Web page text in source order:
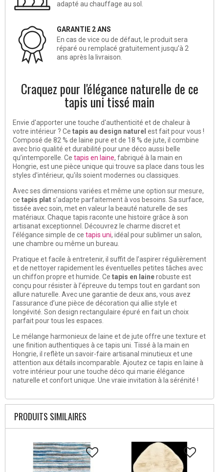
adapté au chauffage au sol.
GARANTIE 2 ANS
En cas de vice ou de défaut, le produit sera
réparé ou remplacé gratuitement jusqu’à 2
ans après la livraison.
Craquez pour l'élégance naturelle de ce
tapis uni tissé main
Envie d'apporter une touche d'authenticité et de chaleur à
votre intérieur ? Ce tapis au design naturel est fait pour vous !
Composé de 82 % de laine pure et de 18 % de jute, il combine
avec brio qualité et durabilité pour une déco aussi belle
qu’intemporelle. Ce tapis en laine, fabriqué à la main en
Hongrie, est une pièce unique qui trouve sa place dans tous les
styles d'intérieur, qu'ils soient modernes ou classiques.
Avec ses dimensions variées et même une option sur mesure,
ce tapis plats’adapte parfaitement à vos besoins. Sa surface,
tissée avec soin, met en valeur la beauté naturelle de ses
matériaux. Chaque tapis raconte une histoire grâce à son
artisanat exceptionnel. Découvrez le charme discret et
l’élégance simple de ce tapis uni, idéal pour sublimer un salon,
une chambre ou même un bureau.
Pratique et facile à entretenir, il suffit de l’aspirer régulièrement
et de nettoyer rapidement les éventuelles petites tâches avec
un chiffon propre et humide. Ce tapis en lainerobuste est
conçu pour résister à l’épreuve du temps tout en gardant son
allure naturelle. Avec une garantie de deux ans, vous avez
l’assurance d’une pièce de décoration qui allie style et
longévité. Son design rectangulaire épuré en fait un choix
parfait pour tous les espaces.
Le mélange harmonieux de laine et de jute offre une texture et
une finition authentiques à ce tapis uni. Tissé à la main en
Hongrie, il reflète un savoir-faire artisanal minutieux et une
attention aux détails incomparable. Ajoutez ce tapis en laine à
votre intérieur pour une touche déco qui marie élégance
naturelle et confort unique. Une vraie invitation à la sérénité !
PRODUITS SIMILAIRES